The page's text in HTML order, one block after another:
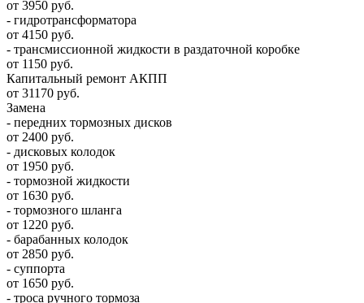
от 3950 руб.
- гидротрансформатора
от 4150 руб.
- трансмиссионной жидкости в раздаточной коробке
от 1150 руб.
Капитальный ремонт АКПП
от 31170 руб.
Замена
- передних тормозных дисков
от 2400 руб.
- дисковых колодок
от 1950 руб.
- тормозной жидкости
от 1630 руб.
- тормозного шланга
от 1220 руб.
- барабанных колодок
от 2850 руб.
- суппорта
от 1650 руб.
- троса ручного тормоза